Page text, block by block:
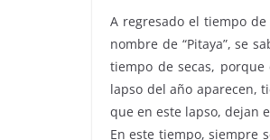
A regresado el tiempo
nombre de “Pitaya”, se
tiempo de secas,
lapso del año aparecen,
que en este lapso, dejan
En este tiempo, siempre